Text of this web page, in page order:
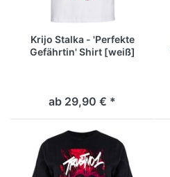
Krijo Stalka - 'Perfekte
Gefährtin' Shirt [weiß]
ab 29,90 € *